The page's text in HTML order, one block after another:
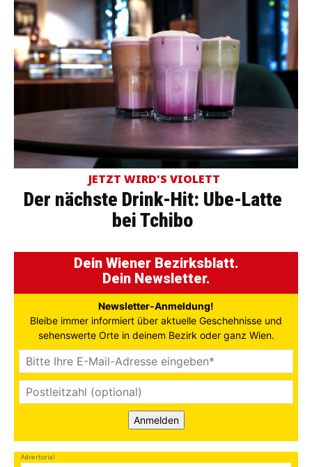
JETZT WIRD'S VIOLETT
Der nächste Drink-Hit: Ube-Latte
bei Tchibo
Dein Wiener Bezirksblatt.
Dein Newsletter.
Newsletter-Anmeldung!
Bleibe immer informiert über aktuelle Geschehnisse und
sehenswerte Orte in deinem Bezirk oder ganz Wien.
Anmelden
Advertorial